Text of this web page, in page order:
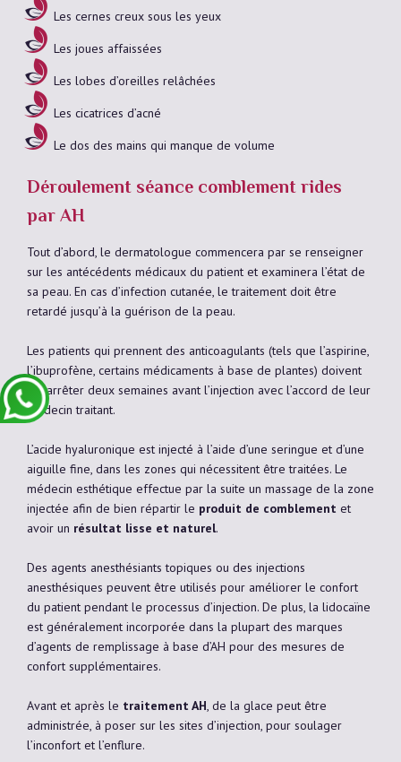
Les cernes creux sous les yeux
Les joues affaissées
Les lobes d’oreilles relâchées
Les cicatrices d’acné
Le dos des mains qui manque de volume
Déroulement séance comblement rides
par AH
Tout d’abord, le dermatologue commencera par se renseigner
sur les antécédents médicaux du patient et examinera l’état de
sa peau. En cas d’infection cutanée, le traitement doit être
retardé jusqu’à la guérison de la peau.
Les patients qui prennent des anticoagulants (tels que l’aspirine,
l’ibuprofène, certains médicaments à base de plantes) doivent
les arrêter deux semaines avant l’injection avec l’accord de leur
médecin traitant.
L’acide hyaluronique est injecté à l’aide d’une seringue et d’une
aiguille fine, dans les zones qui nécessitent être traitées. Le
médecin esthétique effectue par la suite un massage de la zone
injectée afin de bien répartir le produit de comblement et
avoir un résultat lisse et naturel.
Des agents anesthésiants topiques ou des injections
anesthésiques peuvent être utilisés pour améliorer le confort
du patient pendant le processus d’injection. De plus, la lidocaïne
est généralement incorporée dans la plupart des marques
d’agents de remplissage à base d’AH pour des mesures de
confort supplémentaires.
Avant et après le traitement AH, de la glace peut être
administrée, à poser sur les sites d’injection, pour soulager
l’inconfort et l’enflure.